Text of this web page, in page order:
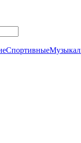
Спортивные